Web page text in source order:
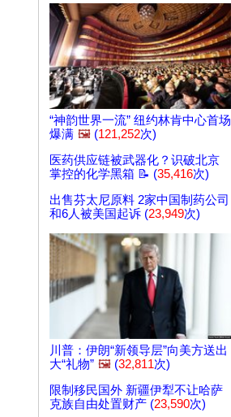
“神韵世界一流” 纽约林肯中心首场
爆满 🖼️ (121,252次)
医药供应链被武器化？识破北京
掌控的化学黑箱 📝 (35,416次)
出售芬太尼原料 2家中国制药公司
和6人被美国起诉 (23,949次)
川普：伊朗“新领导层”向美方送出
大“礼物” 🖼️ (32,811次)
限制移民国外 新疆伊犁不让哈萨
克族自由处置财产 (23,590次)